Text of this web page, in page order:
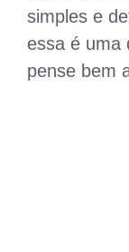
simples e
essa é uma
pense bem